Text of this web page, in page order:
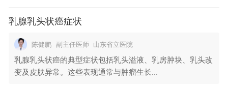
乳腺乳头状癌症状
陈健鹏 副主任医师 山东省立医院
乳腺乳头状癌的典型症状包括乳头溢液、乳房肿块、乳头改
变及皮肤异常。这些表现通常与肿瘤生长...